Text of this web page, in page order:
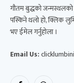
गौतम बुद्धको जन्मस्थलको
पस्किने थलो हो, क्लिक
भए ईमेल गर्नुहोला ।
Email Us: